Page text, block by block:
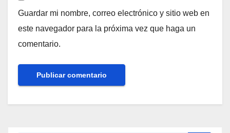
Guardar mi nombre, correo electrónico y sitio web en
este navegador para la próxima vez que haga un
comentario.